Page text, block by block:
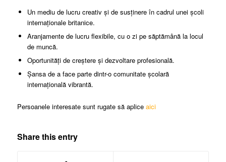
Un mediu de lucru creativ și de susținere în cadrul unei școli
internaționale britanice.
Aranjamente de lucru flexibile, cu o zi pe săptămână la locul
de muncă.
Oportunități de creștere și dezvoltare profesională.
Șansa de a face parte dintr-o comunitate școlară
internațională vibrantă.
Persoanele interesate sunt rugate să aplice aici
Share this entry